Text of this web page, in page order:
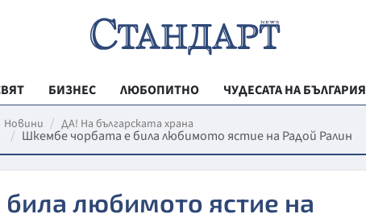
БИЗНЕС ЛЮБОПИТНО
ЧУДЕСАТА НА БЪЛГАРИЯ
ЗДРАВЕ
Новини ДА! На българската храна
Шкембе чорбата е била любимото ястие на Радой Ралин
любимото ястие на